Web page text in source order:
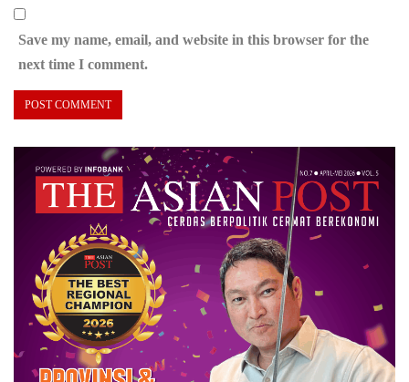
Save my name, email, and website in this browser for the
next time I comment.